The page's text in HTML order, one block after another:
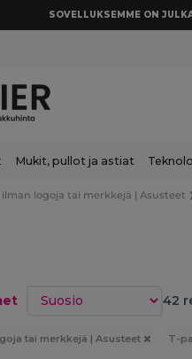
SOVELLUKSEMME ON
Mukit, pullot ja astiat
logoja tai merkkejä | Asusteet
Lajittele 42
tai merkkejä | Asusteet T-